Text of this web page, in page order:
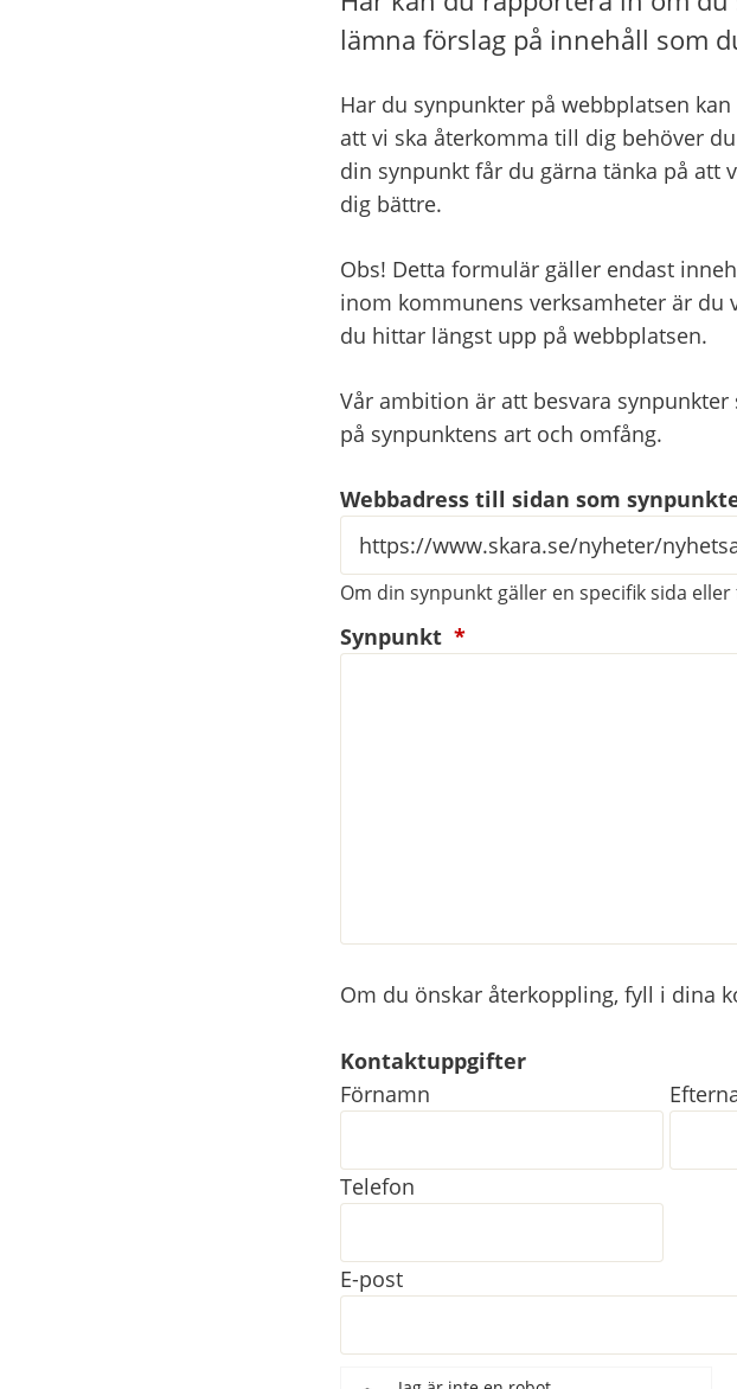
lämna förslag på innehåll som
Har du synpunkter på webbplatsen
att vi ska återkomma till dig behöver
din synpunkt får du gärna tänka på att
dig bättre.
Obs! Detta formulär gäller endast
inom kommunens verksamheter är du
du hittar längst upp på webbplatsen.
Vår ambition är att besvara
på synpunktens art och omfång.
Webbadress till sidan som
Om din synpunkt gäller en specifik sida
Synpunkt *(obligatorisk)
Om du önskar återkoppling, fyll i dina
Kontaktuppgifter
Kontaktuppgifter
Förnamn
Telefon
E-post